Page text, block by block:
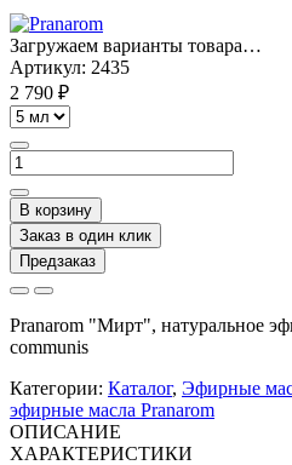
Загружаем варианты товара…
Артикул: 2435
2 790 ₽
В корзину
Заказ в один клик
Предзаказ
Pranarom "Мирт", натуральное
communis
Категории: Каталог, Эфирные
эфирные масла Pranarom
ОПИСАНИЕ
ХАРАКТЕРИСТИКИ